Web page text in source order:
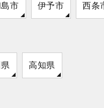
市 伊予市 西条
高知県